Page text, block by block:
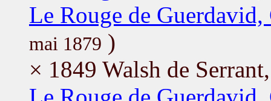
Le Rouge de
mai 1879 )
× 1849 Walsh de